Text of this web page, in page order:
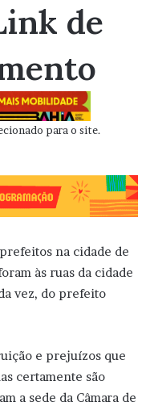
de
para o site.
na cidade de
às ruas da cidade
vez, do prefeito
e prejuízos que
certamente são
a sede da Câmara de